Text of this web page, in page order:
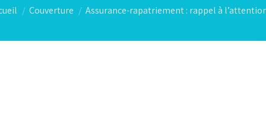
êtes ici :Couverture Assurance-rapatriement : rappel à